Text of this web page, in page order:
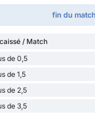
fin du match
/ Match
de 0,5
de 1,5
de 2,5
de 3,5